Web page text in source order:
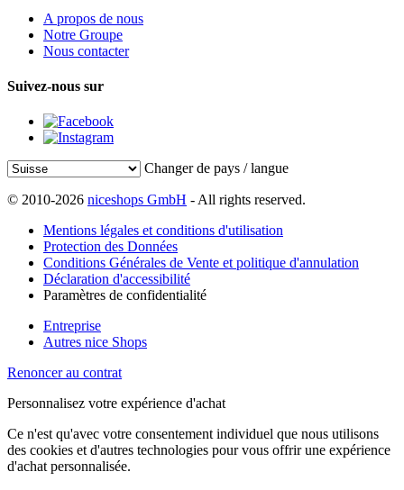
A propos de nous
Notre Groupe
Nous contacter
Suivez-nous sur
Changer de pays / langue
© 2010-2026 niceshops GmbH - All rights reserved.
Mentions légales et conditions d'utilisation
Protection des Données
Conditions Générales de Vente et politique d'annulation
Déclaration d'accessibilité
Paramètres de confidentialité
Entreprise
Autres nice Shops
Renoncer au contrat
Personnalisez votre expérience d'achat
Ce n'est qu'avec votre consentement individuel que nous utilisons
des cookies et d'autres technologies pour vous offrir une expérience
d'achat personnalisée.